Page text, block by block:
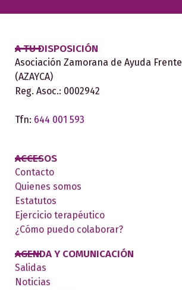
A TU DISPOSICIÓN
Asociación Zamorana de Ayuda
(AZAYCA)
Reg. Asoc.: 0002942
Tfn: 644 001 593
ACCESOS
Contacto
Quienes somos
Estatutos
Ejercicio terapéutico
¿Cómo puedo colaborar?
AGENDA Y COMUNICACIÓN
Salidas
Noticias